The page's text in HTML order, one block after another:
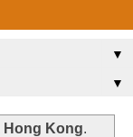
▼
▼
Hong Kong.